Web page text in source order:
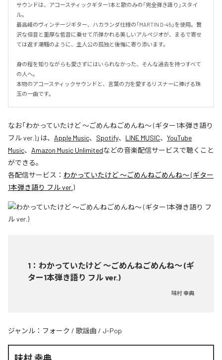
サウンドは、アコースティックギター1本と歌のみの「完全弾き語り」スタイ
ル。
最高峰のヴィンテージギター、ハカランダ仕様の「MARTIN D-45」を使用。贅
沢な倍音と重厚な低音に乗せて爪弾かれる美しいアルペジオが、まるで寄せ
ては返す潮騒のように、主人公の孤独と後悔に寄り添います。
身の程を知りながらも愛さずにはいられなかった、そんな過去を持つすべて
の人へ。
本物のアコースティックサウンドと、言葉の力を愛するリスナーに捧げる珠
玉の一曲です。
なお「わかっていたけど ～ごめんねごめんね～ (ギター1本弾き語り
フル ver.)」は、 Apple Music、 Spotify、 LINE MUSIC、 YouTube
Music、 Amazon Music Unlimitedなどの音楽配信サービスで聴くこと
ができる。
各配信サービス： わかっていたけど ～ごめんねごめんね～ (ギター
1本弾き語り フル ver.)
1 ： わかっていたけど ～ごめんねごめんね～ (ギ
ター1本弾き語り フル ver.)
味村 幸典
ジャンル： フォーク / 歌謡曲 / J-Pop